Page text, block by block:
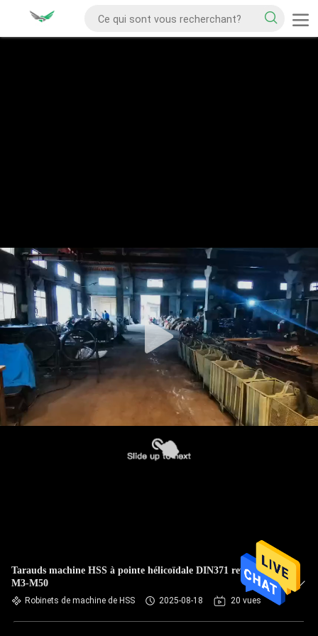
Tarauds machine HSS à pointe hélicoïdale DIN371 revêtus Ti
M3-M50
Robinets de machine de HSS 2025-08-18 20 vues